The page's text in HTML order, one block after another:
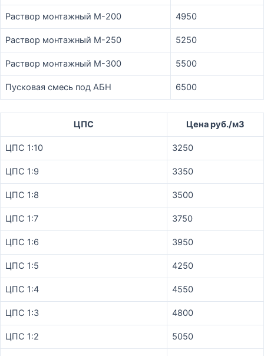
Раствор монтажный М-200 4950
Раствор монтажный М-250 5250
Раствор монтажный М-300 5500
Пусковая смесь под АБН 6500
ЦПС Цена руб./м3
ЦПС 1:10 3250
ЦПС 1:9 3350
ЦПС 1:8 3500
ЦПС 1:7 3750
ЦПС 1:6 3950
ЦПС 1:5 4250
ЦПС 1:4 4550
ЦПС 1:3 4800
ЦПС 1:2 5050